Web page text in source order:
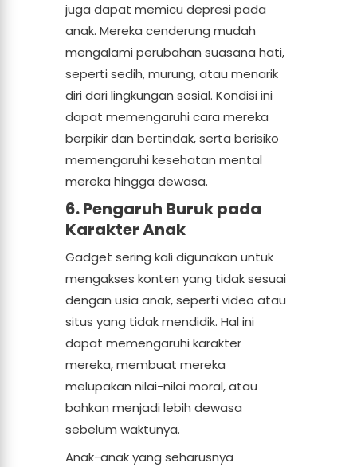
juga dapat memicu depresi pada
anak. Mereka cenderung mudah
mengalami perubahan suasana hati,
seperti sedih, murung, atau menarik
diri dari lingkungan sosial. Kondisi ini
dapat memengaruhi cara mereka
berpikir dan bertindak, serta berisiko
memengaruhi kesehatan mental
mereka hingga dewasa.
6. Pengaruh Buruk pada
Karakter Anak
Gadget sering kali digunakan untuk
mengakses konten yang tidak sesuai
dengan usia anak, seperti video atau
situs yang tidak mendidik. Hal ini
dapat memengaruhi karakter
mereka, membuat mereka
melupakan nilai-nilai moral, atau
bahkan menjadi lebih dewasa
sebelum waktunya.
Anak-anak yang seharusnya